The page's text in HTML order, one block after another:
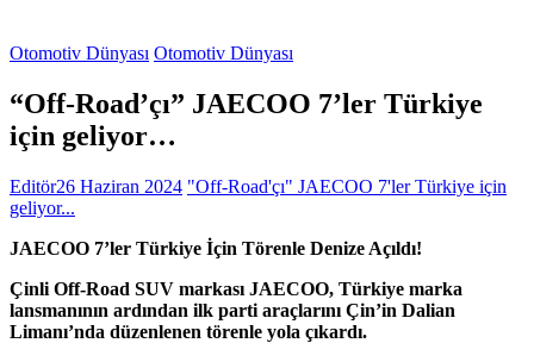
Otomotiv Dünyası Otomotiv Dünyası
“Off-Road’çı” JAECOO 7’ler Türkiye
için geliyor…
Editör26 Haziran 2024 "Off-Road'çı" JAECOO 7'ler Türkiye için
geliyor...
JAECOO 7’ler Türkiye İçin Törenle Denize Açıldı!
Çinli Off-Road SUV markası JAECOO, Türkiye marka
lansmanının ardından ilk parti araçlarını Çin’in Dalian
Limanı’nda düzenlenen törenle yola çıkardı.